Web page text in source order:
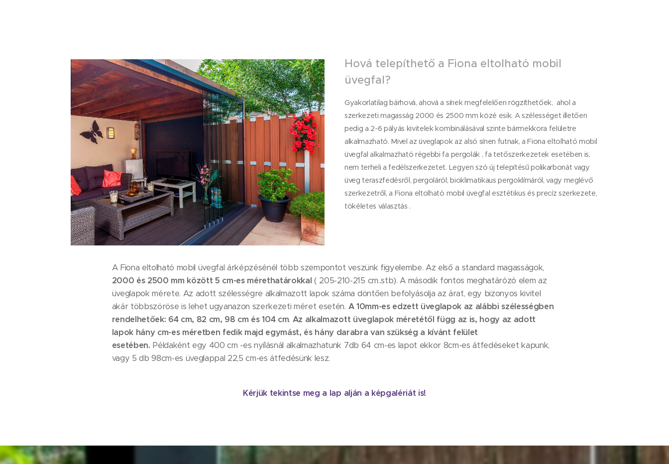
Hová telepíthető a Fiona eltolható mobil
üvegfal?
Gyakorlatilag bárhová, ahová a sínek megfelelően rögzíthetőek, ahol a
szerkezeti magasság 2000 és 2500 mm közé esik. A szélességet illetően
pedig a 2-6 pályás kivitelek kombinálásával szinte bármekkora felületre
alkalmazható. Mivel az üveglapok az alsó sínen futnak, a Fiona eltolható mobil
üvegfal alkalmazható régebbi fa pergolák , fa tetőszerkezetek esetében is,
nem terheli a fedélszerkezetet. Legyen szó új telepítésű polikarbonát vagy
üveg teraszfedésről, pergoláról, bioklimatikaus pergoklímáról, vagy meglévő
szerkezetről, a Fiona eltolható mobil üvegfal esztétikus és precíz szerkezete,
tökéletes választás .
A Fiona eltolható mobil üvegfal árképzésénél több szempontot veszünk figyelembe. Az első a standard magasságok,
2000 és 2500 mm között 5 cm-es mérethatárokkal ( 205-210-215 cm..stb). A második fontos meghatárózó elem az
üveglapok mérete. Az adott szélességre alkalmazott lapok száma döntően befolyásolja az árat, egy bizonyos kivitel
akár többszöröse is lehet ugyanazon szerkezeti méret esetén. A 10mm-es edzett üveglapok az alábbi szélességben
rendelhetőek: 64 cm, 82 cm, 98 cm és 104 cm. Az alkalmazott üveglapok méretétől függ az is, hogy az adott
lapok hány cm-es méretben fedik majd egymást, és hány darabra van szükség a kívánt felület
esetében. Példaként egy 400 cm -es nyílásnál alkalmazhatunk 7db 64 cm-es lapot ekkor 8cm-es átfedéseket kapunk,
vagy 5 db 98cm-es üveglappal 22,5 cm-es átfedésünk lesz.
Kérjük tekintse meg a lap alján a képgalériát is!